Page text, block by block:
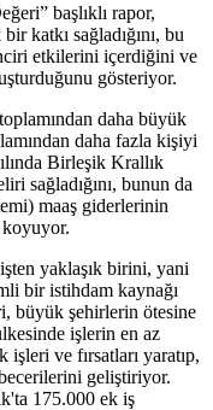
başlıklı rapor,
katkı sağladığını, bu
etkilerini içerdiğini ve
gösteriyor.
daha büyük
daha fazla kişiyi
Birleşik Krallık
sağladığını, bunun da
maaş giderlerinin
koyuyor.
yaklaşık birini, yani
bir istihdam kaynağı
büyük şehirlerin ötesine
işlerin en az
ve fırsatları yaratıp,
geliştiriyor.
175.000 ek iş